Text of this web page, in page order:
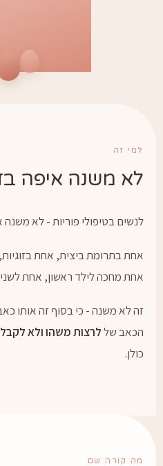
זה
משנה איפה
בטיפולי פוריות - לא משנה איפה.
בתרומת ביצית, אחת בזוגיות,
מחכה לילד ראשון, אחת לשני.
לא משנה - כי בסוף זה אותו כאב.
שללרצות משהו ולא לקבל אותו
קורה שם